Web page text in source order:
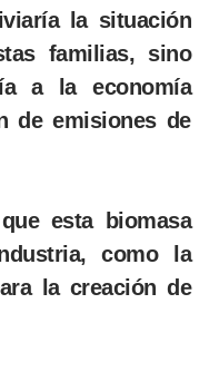
la situación
familias, sino
a la economía
de emisiones de
esta biomasa
como la
la creación de